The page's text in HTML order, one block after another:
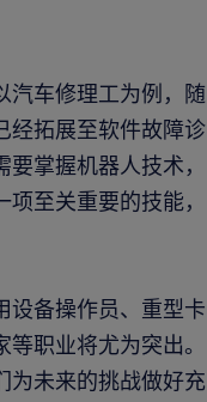
汽车修理工为例，随
经拓展至软件故障诊
掌握机器人技术，
至关重要的技能，
设备操作员、重型卡
职业将尤为突出。
为未来的挑战做好充